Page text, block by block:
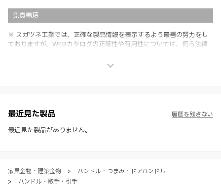
免責事項
※ スガツネ工業では、正確な製品情報を表示するよう最善の努力をし
ておりますが、WEBカタログの正確性や有用性については、何ら法律
社製品の使用ご検討、又は販売促進目的の利用に限ります。
※ 本WEBサイト製品情報のご利用にあたっては、WEBサイト利用規
約、プライバシーポリシー、製品情報ガイドをご確認いただき、内容の
最近見た製品
最近見た製品がありません。
履歴を残さない
家具金物・建築金物 >
ハンドル・つまみ・ドアハンドル
>
ハンドル・取手・引手